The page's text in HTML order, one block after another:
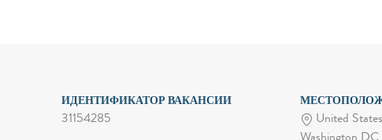
ИДЕНТИФИКАТОР ВАКАНСИИ
31154285
United